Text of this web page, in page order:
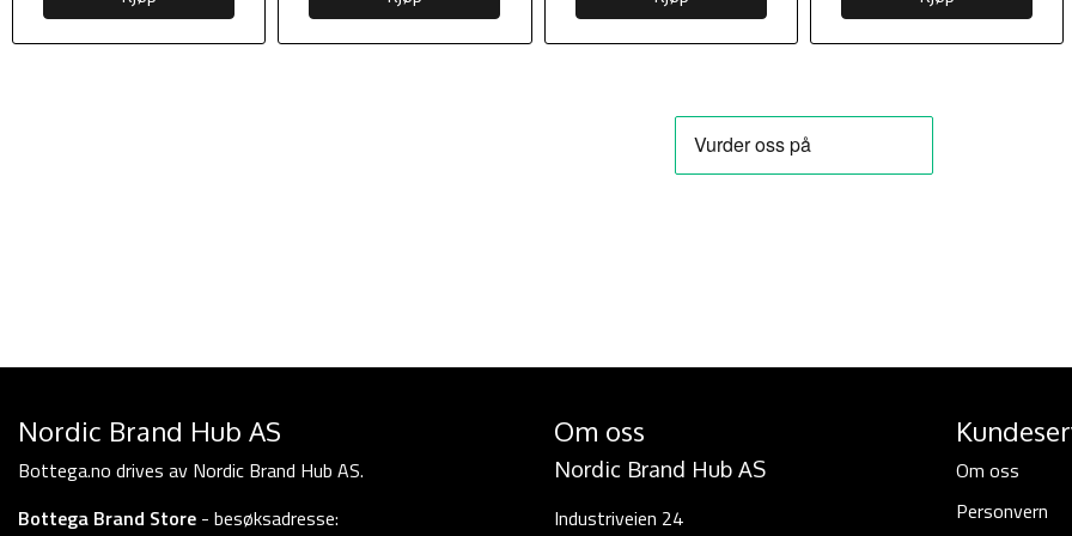
Nordic Brand Hub AS
Bottega.no drives av Nordic Brand Hub AS.
Bottega Brand Store - besøksadresse:
Om oss
Nordic Brand Hub AS
Industriveien 24
Om oss
Personvern